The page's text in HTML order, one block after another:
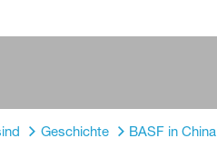
Geschichte BASF in China